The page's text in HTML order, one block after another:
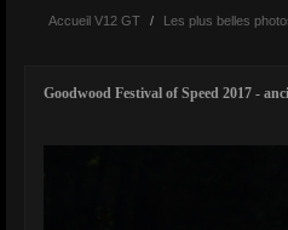
Accueil V12 GT / Les plus belles
Goodwood Festival of Speed 2017 -